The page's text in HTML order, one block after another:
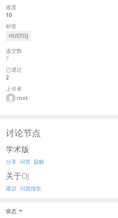
难度
10
标签
HUSTOJ
递交数
7
已通过
2
上传者
root
讨论节点
学术版
分享 问答 题解
关于OJ
建议 问题报告
状态